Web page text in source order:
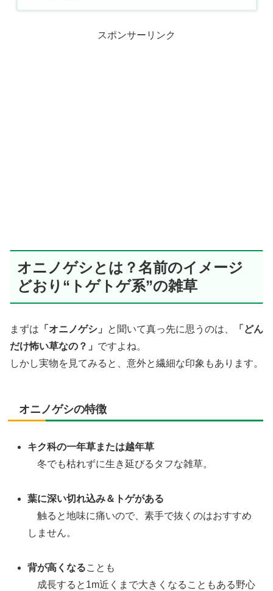
スポンサーリンク
オニノゲシとは？名前のイメージ
どおり“トゲトゲ系”の雑草
まずは 「オニノゲシ」 と聞いて真っ先に思うのは、
「どん
だけ怖い草なの？」 ですよね。
しかし実物を見てみると、意外と繊細な印象もあります。
オニノゲシの特徴
キク科の一年草または越年草
冬でも枯れずに生き延びるタフな雑草。
葉に深い切れ込み＆トゲがある
触ると地味に痛いので、素手で抜くのはおすすめ
しません。
背が高くなることも
成長すると1m近くまで大きくなることもある野心